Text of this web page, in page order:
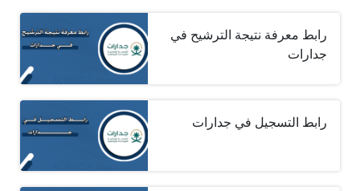
رابط معرفة نتيجة الترشيح في
جدارات
رابط التسجيل في جدارات